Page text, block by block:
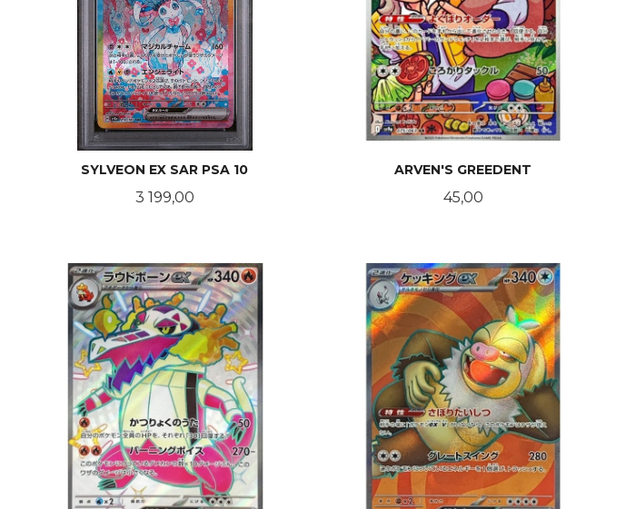
SYLVEON EX SAR PSA 10
Pris
3 199,00
KJØP
ARVEN'S GREEDENT
Pris
45,00
KJØP